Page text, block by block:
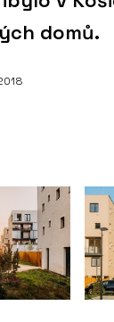
domů.